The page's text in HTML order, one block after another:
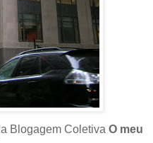
Blogagem Coletiva O meu